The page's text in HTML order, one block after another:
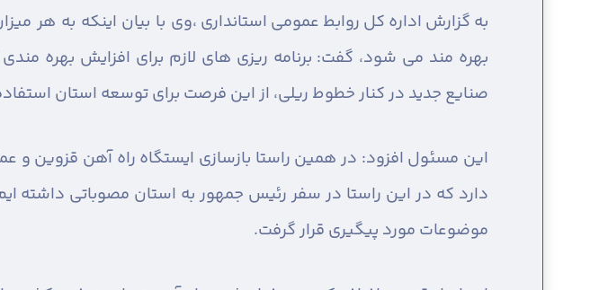
به گزارش اداره کل روابط عمومی استانداری ،وی با بیان اینکه به هر
بهره مند می شود، گفت: برنامه ریزی های لازم برای افزایش بهره
صنایع جدید در کنار خطوط ریلی، از این فرصت برای توسعه استان
این مسئول افزود: در همین راستا بازسازی ایستگاه راه آهن قزوین و
دارد که در این راستا در سفر رئیس جمهور به استان مصوباتی داشته
موضوعات مورد پیگیری قرار گرفت.